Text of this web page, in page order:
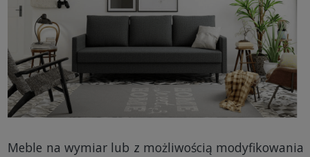
Meble na wymiar lub z możliwością modyfikowania